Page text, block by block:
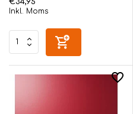
Inkl. Moms